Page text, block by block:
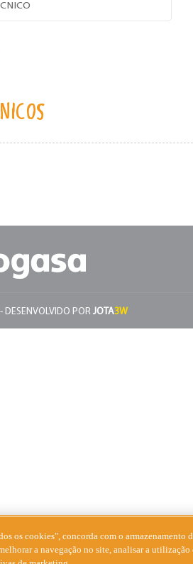
DESENVOLVIDO POR JOTA3W
os cookies", concorda com o armazenamento
a navegação no site, analisar a utilização